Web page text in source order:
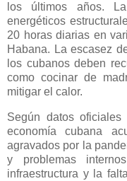
los últimos años.
energéticos
20 horas diarias en
Habana. La escasez
los cubanos deben
como cocinar de
mitigar el calor.
Según datos oficiales
economía cubana
agravados por la
y problemas
infraestructura y la